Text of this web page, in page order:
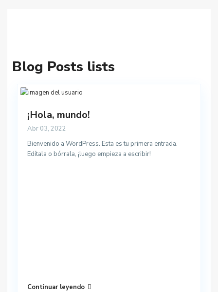
Blog Posts lists
¡Hola, mundo!
Abr 03, 2022
Bienvenido a WordPress. Esta es tu primera entrada.
Edítala o bórrala, ¡luego empieza a escribir!
Continuar leyendo